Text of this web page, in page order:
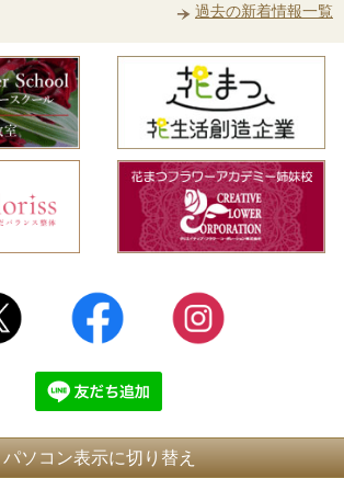
過去の新着情報一覧
パソコン表示に切り替え